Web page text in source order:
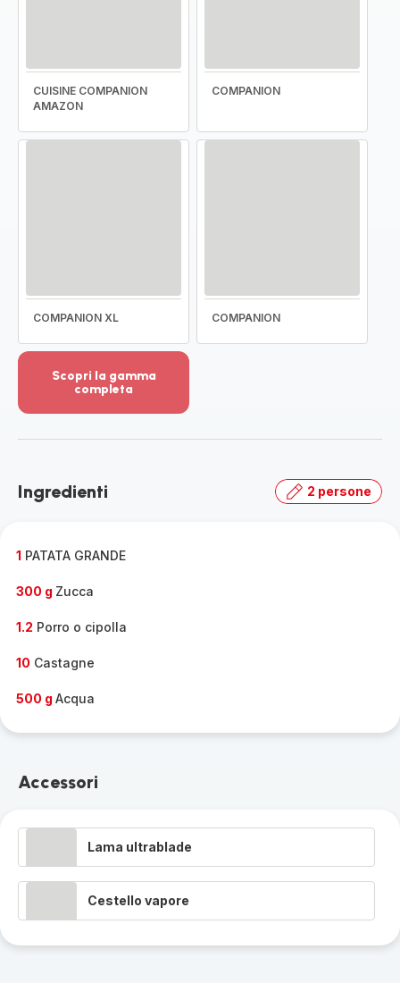
CUISINE COMPANION
AMAZON
COMPANION
COMPANION XL COMPANION
Scopri la gamma
completa
dettagli
la
Ingredienti 2 persone
1 PATATA GRANDE
300 g Zucca
1.2 Porro o cipolla
10 Castagne
500 g Acqua
Accessori
Lama ultrablade
Cestello vapore